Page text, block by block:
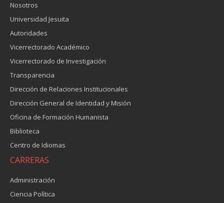
Nosotros
Universidad Jesuita
Autoridades
Vicerrectorado Académico
Vicerrectorado de Investigación
Transparencia
Dirección de Relaciones Institucionales
Dirección General de Identidad y Misión
Oficina de Formación Humanista
Biblioteca
Centro de Idiomas
CARRERAS
Administración
Ciencia Política